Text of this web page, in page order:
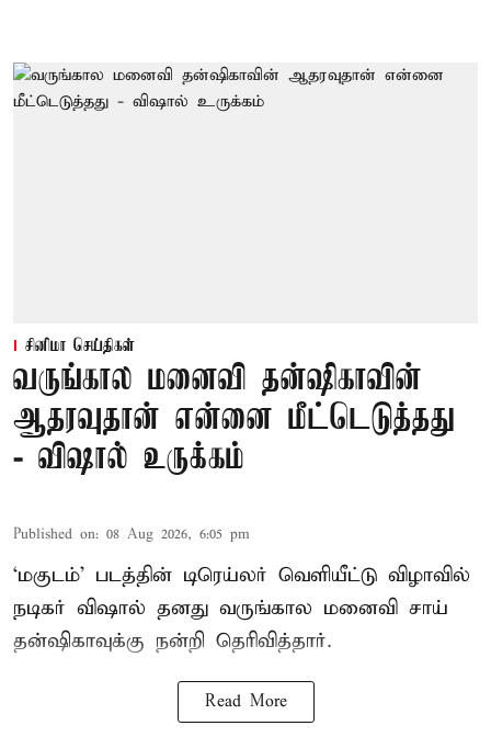
சினிமா செய்திகள்
வருங்கால மனைவி தன்ஷிகாவின்
ஆதரவுதான் என்னை மீட்டெடுத்தது
- விஷால் உருக்கம்
Published on: 08 Aug 2026, 6:05 pm
‘மகுடம்’ படத்தின் டிரெய்லர் வெளியீட்டு விழாவில்
நடிகர் விஷால் தனது வருங்கால மனைவி சாய்
தன்ஷிகாவுக்கு நன்றி தெரிவித்தார்.
Read More